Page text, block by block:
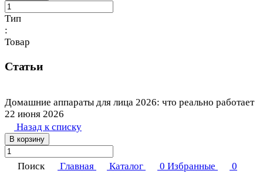
Тип
:
Товар
Статьи
Домашние аппараты для лица 2026: что реально работает
22 июня 2026
Назад к списку
В корзину
Поиск Главная Каталог 0 Избранные
0